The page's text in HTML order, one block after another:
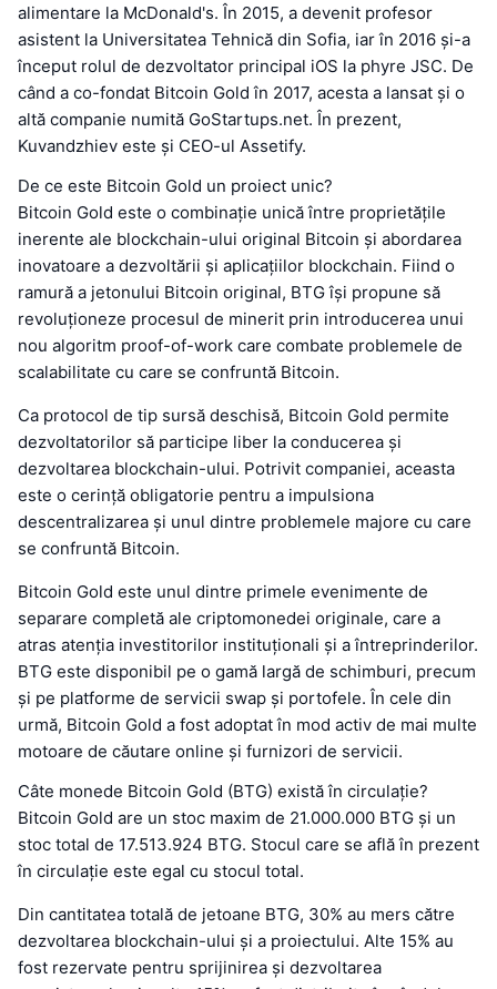
alimentare la McDonald's. În 2015, a devenit profesor
asistent la Universitatea Tehnică din Sofia, iar în 2016 și-a
început rolul de dezvoltator principal iOS la phyre JSC. De
când a co-fondat Bitcoin Gold în 2017, acesta a lansat și o
altă companie numită GoStartups.net. În prezent,
Kuvandzhiev este și CEO-ul Assetify.
De ce este Bitcoin Gold un proiect unic?
Bitcoin Gold este o combinație unică între proprietățile
inerente ale blockchain-ului original Bitcoin și abordarea
inovatoare a dezvoltării și aplicațiilor blockchain. Fiind o
ramură a jetonului Bitcoin original, BTG își propune să
revoluționeze procesul de minerit prin introducerea unui
nou algoritm proof-of-work care combate problemele de
scalabilitate cu care se confruntă Bitcoin.
Ca protocol de tip sursă deschisă, Bitcoin Gold permite
dezvoltatorilor să participe liber la conducerea și
dezvoltarea blockchain-ului. Potrivit companiei, aceasta
este o cerință obligatorie pentru a impulsiona
descentralizarea și unul dintre problemele majore cu care
se confruntă Bitcoin.
Bitcoin Gold este unul dintre primele evenimente de
separare completă ale criptomonedei originale, care a
atras atenția investitorilor instituționali și a întreprinderilor.
BTG este disponibil pe o gamă largă de schimburi, precum
și pe platforme de servicii swap și portofele. În cele din
urmă, Bitcoin Gold a fost adoptat în mod activ de mai multe
motoare de căutare online și furnizori de servicii.
Câte monede Bitcoin Gold (BTG) există în circulație?
Bitcoin Gold are un stoc maxim de 21.000.000 BTG și un
stoc total de 17.513.924 BTG. Stocul care se află în prezent
în circulație este egal cu stocul total.
Din cantitatea totală de jetoane BTG, 30% au mers către
dezvoltarea blockchain-ului și a proiectului. Alte 15% au
fost rezervate pentru sprijinirea și dezvoltarea